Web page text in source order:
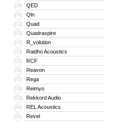
249 QED
250 Qln
251 Quad
252 Quadraspire
253 R_volution
254 Raidho Acoustics
255 RCF
256 Reavon
257 Rega
258 Reimyo
259 Rekkord Audio
260 REL Acoustics
261 Revel